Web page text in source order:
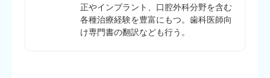
正やインプラント、口腔外科分野を含む
各種治療経験を豊富にもつ。歯科医師向
け専門書の翻訳なども行う。